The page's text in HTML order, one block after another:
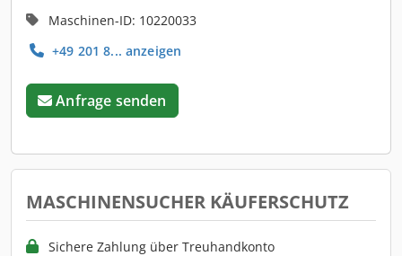
Maschinen-ID: 10220033
+49 201 8... anzeigen
Anfrage senden
MASCHINENSUCHER KÄUFERSCHUTZ
Sichere Zahlung über Treuhandkonto